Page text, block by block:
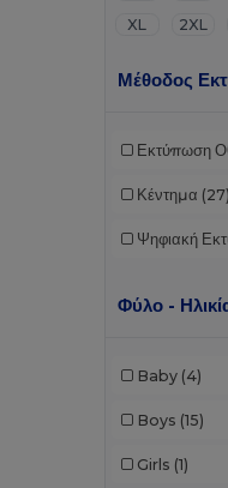
XL
2XL
Μέθοδος
Εκτύπωση
Κέντημα (27)
Ψηφιακή
Φύλο -
Baby (4)
Boys (15)
Girls (1)